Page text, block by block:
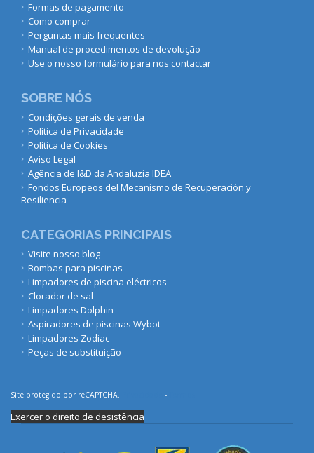
Formas de pagamento
Como comprar
Perguntas mais frequentes
Manual de procedimentos de devolução
Use o nosso formulário para nos contactar
SOBRE NÓS
Condições gerais de venda
Política de Privacidade
Política de Cookies
Aviso Legal
Agência de I&D da Andaluzia IDEA
Fondos Europeos del Mecanismo de Recuperación y
Resiliencia
CATEGORIAS PRINCIPAIS
Visite nosso blog
Bombas para piscinas
Limpadores de piscina eléctricos
Clorador de sal
Limpadores Dolphin
Aspiradores de piscinas Wybot
Limpadores Zodiac
Peças de substituição
Site protegido por reCAPTCHA. -
Exercer o direito de desistência